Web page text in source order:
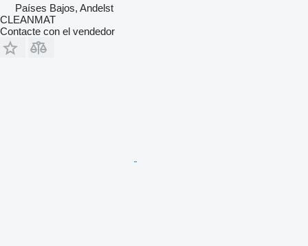
Países Bajos, Andelst
CLEANMAT
Contacte con el vendedor